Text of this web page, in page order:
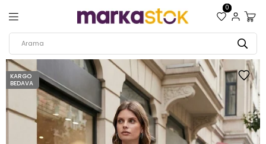
0
KARGO
BEDAVA